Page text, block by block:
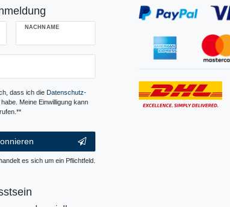
NACHNAME
dass ich die Daten­schutz­
Meine Einwilligung kann
es sich um ein Pflichtfeld.